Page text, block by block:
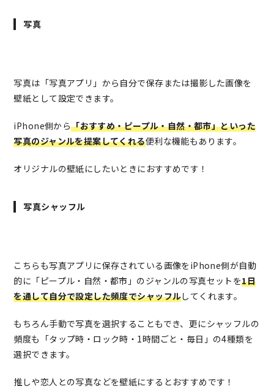
写真
写真は「写真アプリ」から自分で保存または撮影した画像を
壁紙として設定できます。
iPhone側から「おすすめ・ピープル・自然・都市」といった
写真のジャンルを提案してくれる便利な機能もあります。
オリジナルの壁紙にしたいときにおすすめです！
写真シャッフル
こちらも写真アプリに保存されている画像をiPhone側が自動
的に「ピープル・自然・都市」のジャンルの写真セットを1日
を通して自分で設定した頻度でシャッフルしてくれます。
もちろん手動で写真を選択することもでき、更にシャッフルの
頻度も「タップ時・ロック時・1時間ごと・毎日」の4種類を
選択できます。
推しや恋人との写真などを壁紙にするとおすすめです！